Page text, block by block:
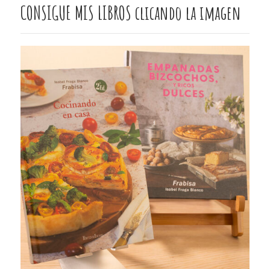
CONSIGUE MIS LIBROS clicando la imagen